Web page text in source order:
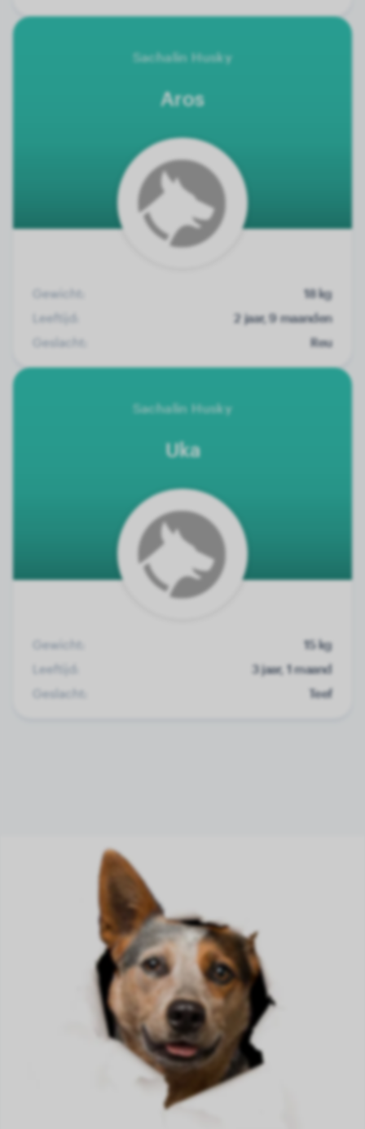
Sachalin Husky
Aros
Gewicht:
18 kg
Leeftijd:
2 jaar, 9 maanden
Geslacht:
Reu
Sachalin Husky
Uka
Gewicht:
15 kg
Leeftijd:
3 jaar, 1 maand
Geslacht:
Teef